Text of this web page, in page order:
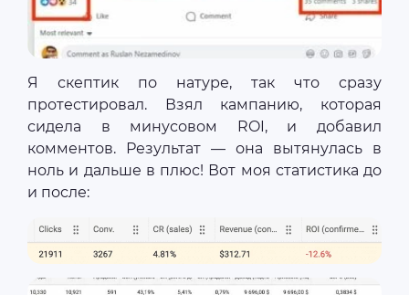
Я скептик по натуре, так что сразу
протестировал. Взял кампанию, которая
сидела в минусовом ROI, и добавил
комментов. Результат — она вытянулась в
ноль и дальше в плюс! Вот моя статистика до
и после: